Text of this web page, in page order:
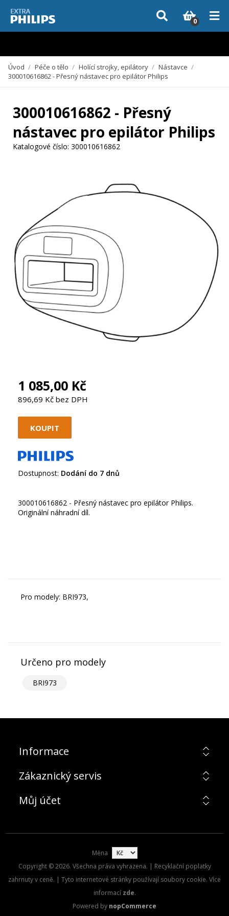
Vzhledem k aktuální situaci se může dodání dílů, které nejsou skladem,
zpozdit. Děkujeme za pochopení.
0
Úvod / Péče o tělo / Holící strojky, epilátory / Nástavce /
300010616862 - Přesný nástavec pro epilátor Philips
300010616862 - Přesný
nástavec pro epilátor Philips
Katalogové číslo: 300010616862
1 085,00 Kč
896,69 Kč bez DPH
Dostupnost: Dodání do 7 dnů
300010616862 - Přesný nástavec pro epilátor Philips.
Originální náhradní díl.
Pro modely: BRI973,
Určeno pro modely
BRI973
Informace
Zákaznický servis
Můj účet
Měna
Copyright © 2026. Všechna práva vyhrazena. | Recyklační poplatky
zahrnuty v ceně. | Tyto internetové stránky používají soubory cookie. Více
informací zde.
Powered by nopCommerce